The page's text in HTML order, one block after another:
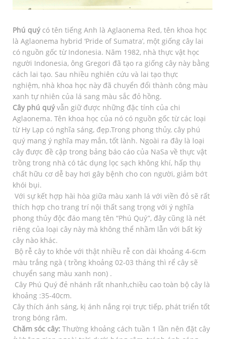
Phú quýcó tên tiếng Anh là Aglaonema Red, tên khoa học
là Aglaonema hybrid ‘Pride of Sumatra’, một giống cây lai
có nguồn gốc từ Indonesia. Năm 1982, nhà thực vật học
người Indonesia, ông Gregori đã tạo ra giống cây này bằng
cách lai tạo. Sau nhiều nghiên cứu và lai tạo thực
nghiệm, nhà khoa học này đã chuyển đổi thành công màu
xanh tự nhiên của lá sang màu sắc đỏ hồng.
Cây phú quývẫn giữ được những đặc tính của chi
Aglaonema. Tên khoa học của nó có nguồn gốc từ các loại
từ Hy Lạp có nghĩa sáng, đẹp.Trong phong thủy, cây phú
quý mang ý nghĩa may mắn, tốt lành. Ngoài ra đây là loại
cây được đề cập trong bảng báo cáo của NaSa về thực vật
trồng trong nhà có tác dụng lọc sạch không khí, hấp thụ
chất hữu cơ dễ bay hơi gây bệnh cho con người, giảm bớt
khói bụi.
Với sự kết hợp hài hòa giữa màu xanh lá với viền đỏ sẽ rất
thích hợp cho trang trí nội thất sang trọng với ý nghĩa
phong thủy độc đáo mang tên “Phú Quý”, đây cũng là nét
riêng của loại cây này mà không thể nhầm lẫn với bất kỳ
cây nào khác.
Bộ rễ cây to khỏe với thật nhiều rễ con dài khoảng 4-6cm
màu trắng ngà ( trồng khoảng 02-03 tháng thì rể cây sẽ
chuyển sang màu xanh non) .
Cây Phú Quý đẻ nhánh rất nhanh,chiều cao toàn bộ cây là
khoảng :35-40cm.
Cây thích ánh sáng, kị ánh nắng rọi trực tiếp, phát triển tốt
trong bóng râm.
Chăm sóc cây: Thường khoảng cách tuần 1 lần nên đặt cây